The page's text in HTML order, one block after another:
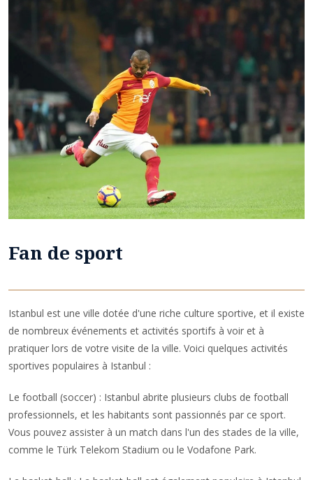
Fan de sport
Istanbul est une ville dotée d'une riche culture sportive, et il existe
de nombreux événements et activités sportifs à voir et à
pratiquer lors de votre visite de la ville. Voici quelques activités
sportives populaires à Istanbul :
Le football (soccer) : Istanbul abrite plusieurs clubs de football
professionnels, et les habitants sont passionnés par ce sport.
Vous pouvez assister à un match dans l'un des stades de la ville,
comme le Türk Telekom Stadium ou le Vodafone Park.